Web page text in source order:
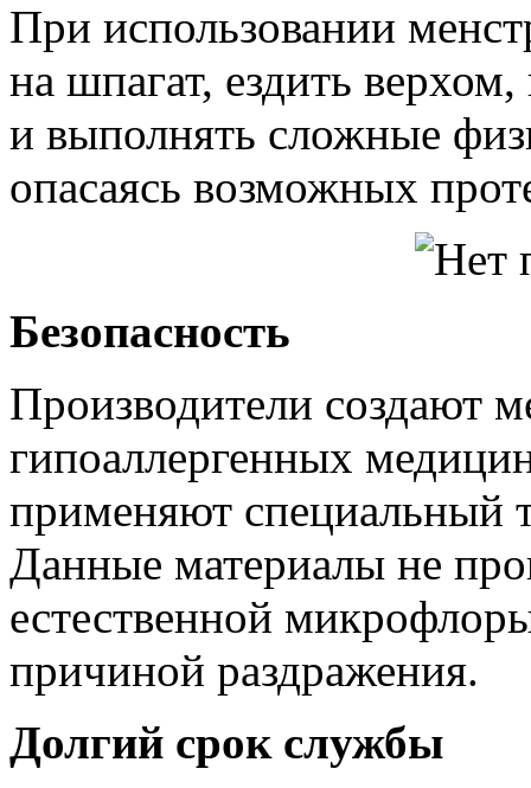
При использовании
на шпагат, ездить верхом,
и выполнять сложные
опасаясь возможных
Безопасность
Производители создают
гипоаллергенных
применяют специальный
Данные материалы не
естественной
причиной раздражения.
Долгий срок службы